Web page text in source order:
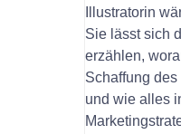
Illustratorin
Sie lässt sich
erzählen,
Schaffung
und wie alles